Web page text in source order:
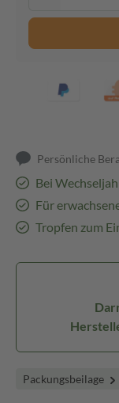
Persönliche
Bei
Für
Tropfen zum
Packungsbeilage